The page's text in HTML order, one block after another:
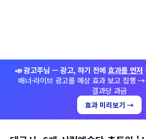
📣 광고주님 — 광고, 하기 전에 효과를 먼저
배너·라이브 광고를 예상 효과 보고 집행
결과당 과금
효과 미리보기 →